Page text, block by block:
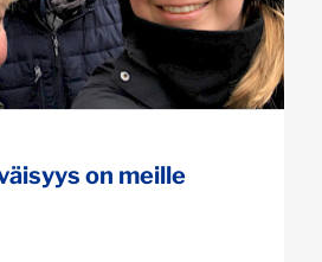
on meille